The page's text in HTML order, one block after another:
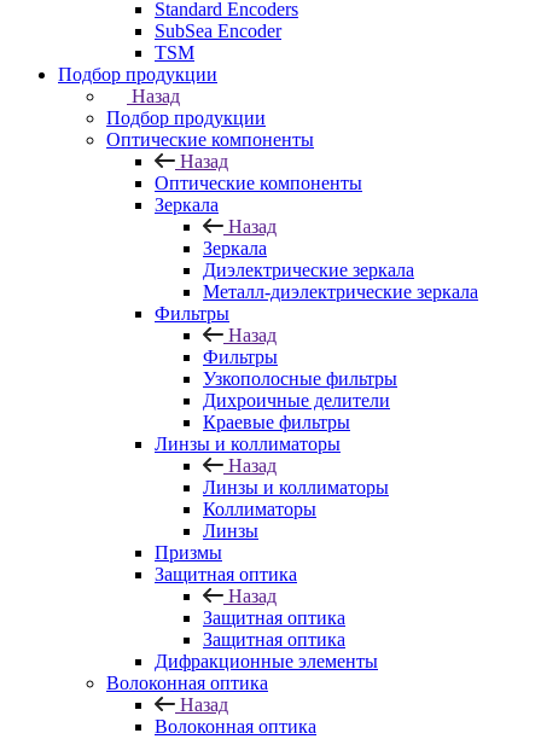
Standard Encoders
SubSea Encoder
TSM
Подбор продукции
Назад
Подбор продукции
Оптические компоненты
Назад
Оптические компоненты
Зеркала
Назад
Зеркала
Диэлектрические зеркала
Металл-диэлектрические зеркала
Фильтры
Назад
Фильтры
Узкополосные фильтры
Дихроичные делители
Краевые фильтры
Линзы и коллиматоры
Назад
Линзы и коллиматоры
Коллиматоры
Линзы
Призмы
Защитная оптика
Назад
Защитная оптика
Защитная оптика
Дифракционные элементы
Волоконная оптика
Назад
Волоконная оптика